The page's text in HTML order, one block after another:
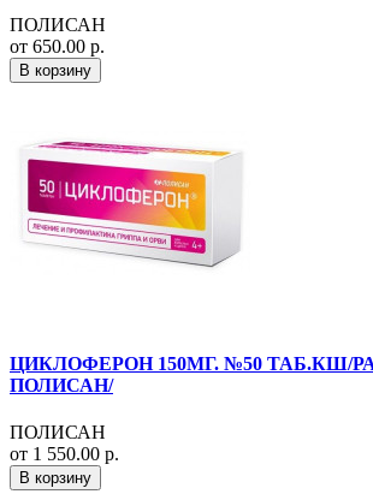
ПОЛИСАН
от 650.00 р.
В корзину
ЦИКЛОФЕРОН 150МГ. №50 ТАБ.КШ/
ПОЛИСАН/
ПОЛИСАН
от 1 550.00 р.
В корзину